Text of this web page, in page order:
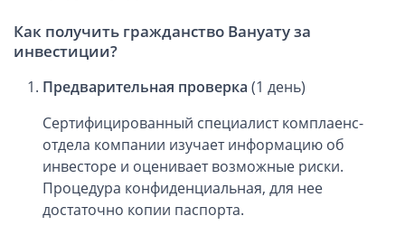
Как получить гражданство Вануату за
инвестиции?
Предварительная проверка (1 день)
Сертифицированный специалист комплаенс-
отдела компании изучает информацию об
инвесторе и оценивает возможные риски.
Процедура конфиденциальная, для нее
достаточно копии паспорта.